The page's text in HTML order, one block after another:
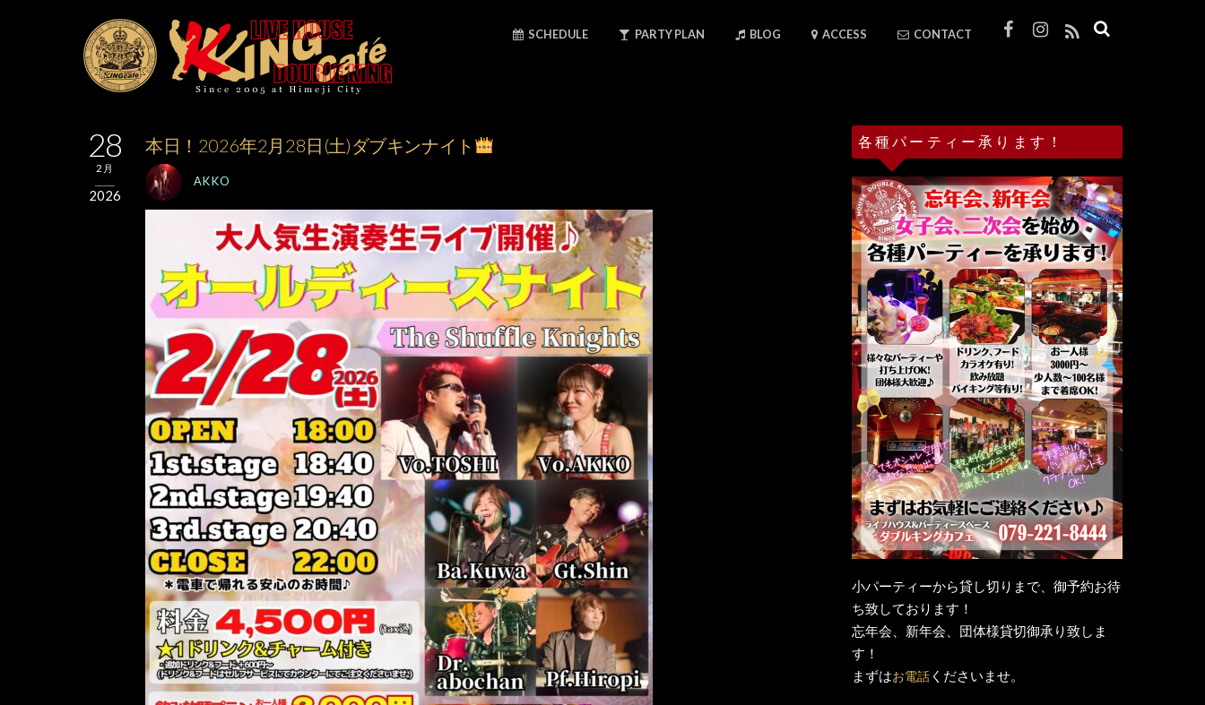
SCHEDULE PARTY PLAN BLOG ACCESS CONTACT
28
2月
2026
本日！2026年2月28日(土)ダブキンナイト
AKKO
各種パーティー承ります！
小パーティーから貸し切りまで、御予約お待
ち致しております！
忘年会、新年会、団体様貸切御承り致しま
す！
まずはお電話 くださいませ。